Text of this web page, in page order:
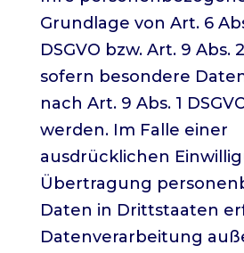
Grundlage von Art. 6
DSGVO bzw. Art. 9 Abs.
sofern besondere
nach Art. 9 Abs. 1
werden. Im Falle einer
ausdrücklichen
Übertragung
Daten in Drittstaaten
Datenverarbeitung